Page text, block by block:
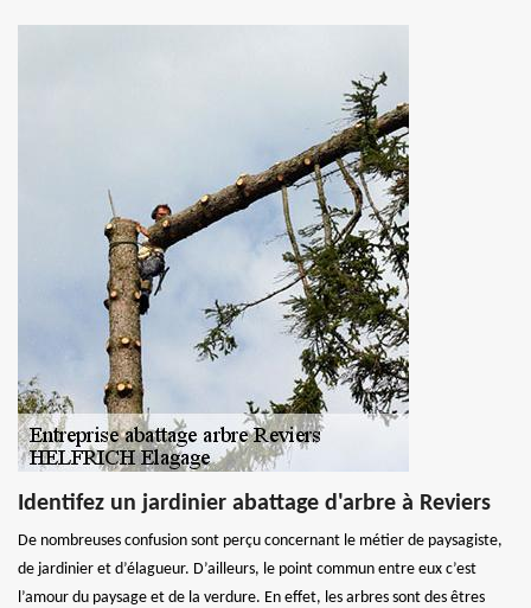
Identifez un jardinier abattage d'arbre à Reviers
De nombreuses confusion sont perçu concernant le métier de paysagiste,
de jardinier et d’élagueur. D’ailleurs, le point commun entre eux c’est
l’amour du paysage et de la verdure. En effet, les arbres sont des êtres